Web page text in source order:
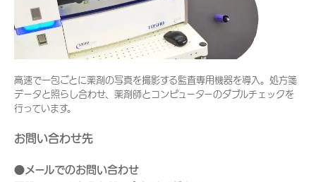
高速で一包ごとに薬剤の写真を撮影する監査専用機器を導入。処方箋
データと照らし合わせ、薬剤師とコンピューターのダブルチェックを
行っています。
お問い合わせ先
●メールでのお問い合わせ